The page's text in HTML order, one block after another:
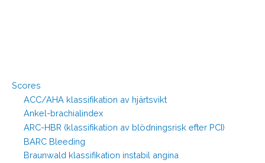
Scores
ACC/AHA klassifikation av hjärtsvikt
Ankel-brachialindex
ARC-HBR (klassifikation av blödningsrisk efter PCI)
BARC Bleeding
Braunwald klassifikation instabil angina